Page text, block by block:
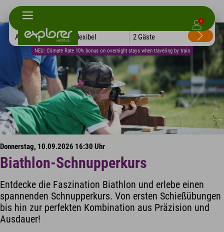
1
NEU: Climate Rate 10% bonus on overnight stays when traveling by train
Alle Hotels Flexibel 2 Gäste
Donnerstag, 10.09.2026 16:30 Uhr
Biathlon-Schnupperkurs
Entdecke die Faszination Biathlon und erlebe einen
spannenden Schnupperkurs. Von ersten Schießübungen
bis hin zur perfekten Kombination aus Präzision und
Ausdauer!